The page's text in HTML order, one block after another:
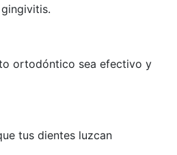
ortodóntico sea efectivo y
tus dientes luzcan